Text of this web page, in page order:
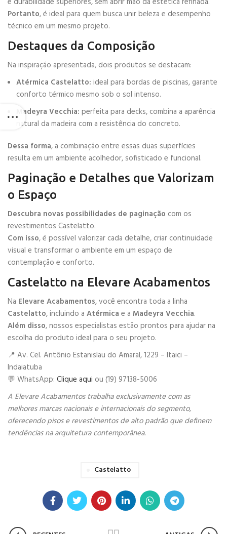
Portanto, é ideal para quem busca unir beleza e desempenho
técnico em um mesmo projeto.
Destaques da Composição
Na inspiração apresentada, dois produtos se destacam:
Atérmica Castelatto: ideal para bordas de piscinas, garante
conforto térmico mesmo sob o sol intenso.
Madeyra Vecchia: perfeita para decks, combina a aparência
natural da madeira com a resistência do concreto.
Dessa forma, a combinação entre essas duas superfícies
resulta em um ambiente acolhedor, sofisticado e funcional.
Paginação e Detalhes que Valorizam
o Espaço
Descubra novas possibilidades de paginação com os
revestimentos Castelatto.
Com isso, é possível valorizar cada detalhe, criar continuidade
visual e transformar o ambiente em um espaço de
contemplação e conforto.
Castelatto na Elevare Acabamentos
Na Elevare Acabamentos, você encontra toda a linha
Castelatto, incluindo a Atérmica e a Madeyra Vecchia.
Além disso, nossos especialistas estão prontos para ajudar na
escolha do produto ideal para o seu projeto.
📍 Av. Cel. Antônio Estanislau do Amaral, 1229 – Itaici –
Indaiatuba
💬 WhatsApp: Clique aqui ou (19) 97138-5006
A Elevare Acabamentos trabalha exclusivamente com as
melhores marcas nacionais e internacionais do segmento,
oferecendo pisos e revestimentos de alto padrão que definem
tendências na arquitetura contemporânea.
Castelatto